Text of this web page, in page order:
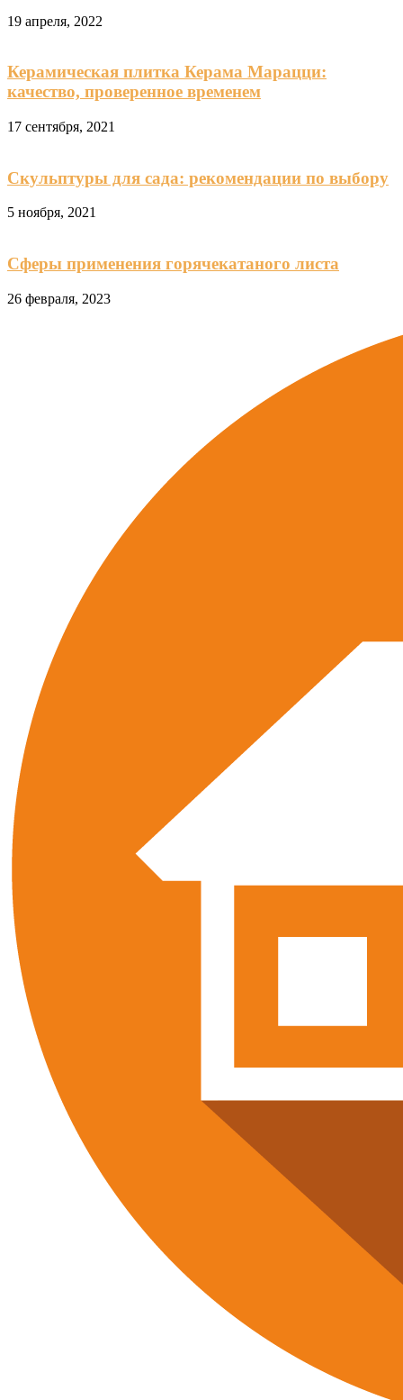
19 апреля, 2022
Керамическая плитка Керама Марацци:
качество, проверенное временем
17 сентября, 2021
Скульптуры для сада: рекомендации по выбору
5 ноября, 2021
Сферы применения горячекатаного листа
26 февраля, 2023